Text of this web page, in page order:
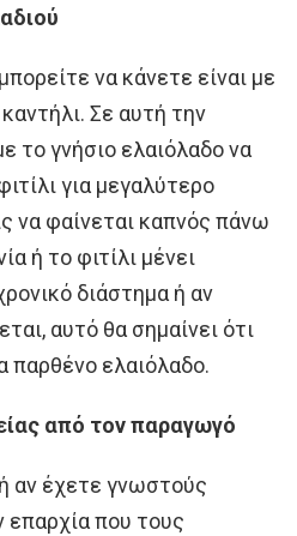
να κάνετε είναι με
Σε αυτή την
το γνήσιο ελαιόλαδο να
για μεγαλύτερο
να φαίνεται καπνός πάνω
ή το φιτίλι μένει
διάστημα ή αν
αυτό θα σημαίνει ότι
παρθένο ελαιόλαδο.
από τον παραγωγό
αν έχετε γνωστούς
που τους